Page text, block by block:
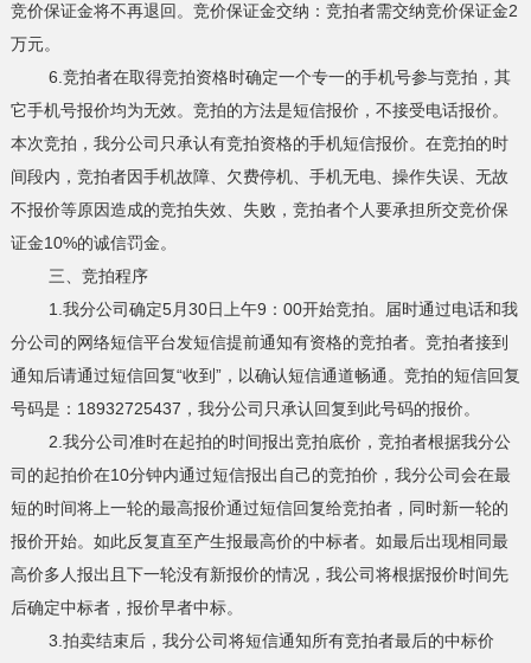
竞价保证金将不再退回。竞价保证金交纳：竞拍者需交纳竞价保证金2
万元。
6.竞拍者在取得竞拍资格时确定一个专一的手机号参与竞拍，其
它手机号报价均为无效。竞拍的方法是短信报价，不接受电话报价。
本次竞拍，我分公司只承认有竞拍资格的手机短信报价。在竞拍的时
间段内，竞拍者因手机故障、欠费停机、手机无电、操作失误、无故
不报价等原因造成的竞拍失效、失败，竞拍者个人要承担所交竞价保
证金10%的诚信罚金。
三、竞拍程序
1.我分公司确定5月30日上午9：00开始竞拍。届时通过电话和我
分公司的网络短信平台发短信提前通知有资格的竞拍者。竞拍者接到
通知后请通过短信回复“收到”，以确认短信通道畅通。竞拍的短信回复
号码是：18932725437，我分公司只承认回复到此号码的报价。
2.我分公司准时在起拍的时间报出竞拍底价，竞拍者根据我分公
司的起拍价在10分钟内通过短信报出自己的竞拍价，我分公司会在最
短的时间将上一轮的最高报价通过短信回复给竞拍者，同时新一轮的
报价开始。如此反复直至产生报最高价的中标者。如最后出现相同最
高价多人报出且下一轮没有新报价的情况，我公司将根据报价时间先
后确定中标者，报价早者中标。
3.拍卖结束后，我分公司将短信通知所有竞拍者最后的中标价